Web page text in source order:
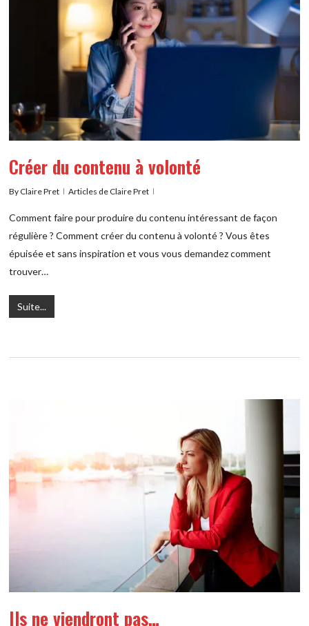
Créer du contenu à volonté
By Claire Pret Articles de Claire Pret
Comment faire pour produire du contenu intéressant de façon
régulière ? Comment créer du contenu à volonté ? Vous êtes
épuisée et sans inspiration et vous vous demandez comment
trouver…
Suite...
Ils ne viendront pas…